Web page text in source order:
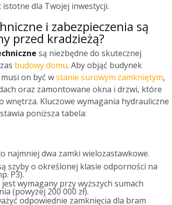
istotne dla Twojej inwestycji.
i zabezpieczenia są
przed kradzieżą?
są niezbędne do skutecznej
budowy domu. Aby objąć budynek
on być wstanie surowym zamkniętym,
oraz zamontowane okna i drzwi, które
wnętrza. Kluczowe wymagania hydrauliczne
poniższa tabela:
najmniej dwa zamki wielozastawkowe.
szyby o określonej klasie odporności na
P3).
wymagany przy wyższych sumach
(powyżej 200 000 zł).
odpowiednie zamknięcia dla bram